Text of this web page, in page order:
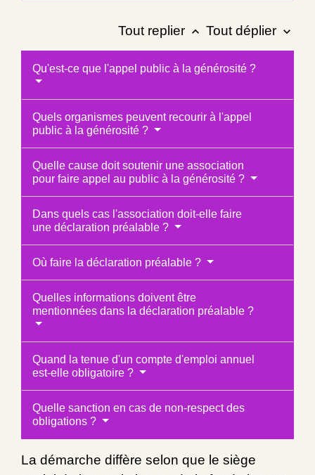
Tout replier keyboard_arrow_up Tout déplier keyboard_arrow_down
Qu'est-ce que l'appel public à la générosité ?
Quels organismes peuvent recourir à l'appel
public à la générosité ?
Quelle cause doit soutenir une association
pour faire appel au public à la générosité ?
Dans quels cas l'association doit-elle faire
une déclaration préalable ?
Où faire la déclaration préalable ?
Quelles informations doivent être
mentionnées dans la déclaration préalable ?
Quand la tenue d'un compte d'emploi annuel
est-elle obligatoire ?
Quelle sanction en cas de non-respect des
obligations ?
La démarche diffère selon que le siège